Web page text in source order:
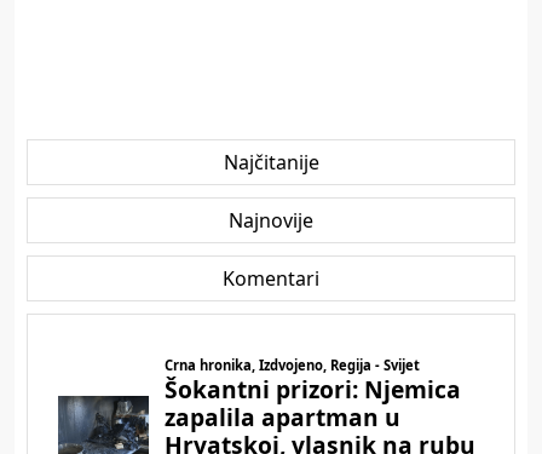
Najčitanije
Najnovije
Komentari